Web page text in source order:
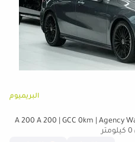
البريميوم
0 كيلومتر